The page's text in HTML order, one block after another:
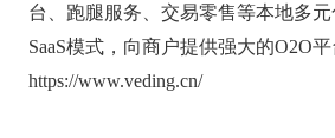
台、跑腿服务、交易零售等本地多
SaaS模式，向商户提供强大的O2O平
https://www.veding.cn/